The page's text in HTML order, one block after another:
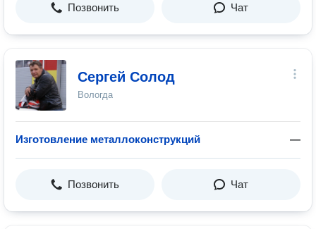
Позвонить Чат
Сергей Солод
Вологда
Изготовление металлоконструкций —
Позвонить Чат